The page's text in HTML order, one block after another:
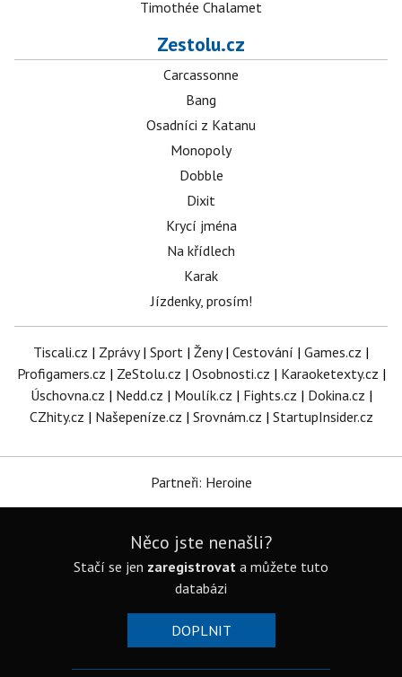
Timothée Chalamet
Zestolu.cz
Carcassonne
Bang
Osadníci z Katanu
Monopoly
Dobble
Dixit
Krycí jména
Na křídlech
Karak
Jízdenky, prosím!
Tiscali.cz | Zprávy| Sport | Ženy| Cestování | Games.cz |
Profigamers.cz | ZeStolu.cz | Osobnosti.cz | Karaoketexty.cz |
Úschovna.cz | Nedd.cz | Moulík.cz | Fights.cz | Dokina.cz |
CZhity.cz | Našepeníze.cz | Srovnám.cz | StartupInsider.cz
Partneři: Heroine
Něco jste nenašli?
Stačí se jen zaregistrovat a můžete tuto
databázi
DOPLNIT